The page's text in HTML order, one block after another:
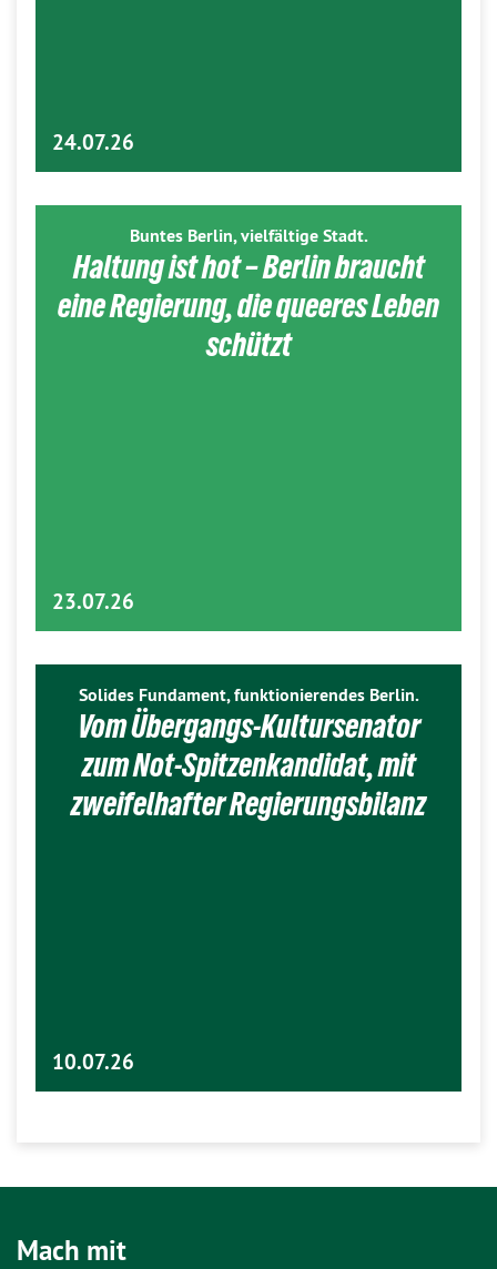
24.07.26
Buntes Berlin, vielfältige Stadt.
Haltung ist hot – Berlin braucht
eine Regierung, die queeres Leben
schützt
23.07.26
Solides Fundament, funktionierendes Berlin.
Vom Übergangs-Kultursenator
zum Not-Spitzenkandidat, mit
zweifelhafter Regierungsbilanz
10.07.26
Mach mit